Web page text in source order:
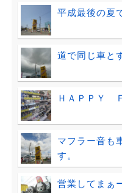
平成最後の夏
道で同じ車と
ＨＡＰＰＹ
マフラー音も
す。
営業してまぁ